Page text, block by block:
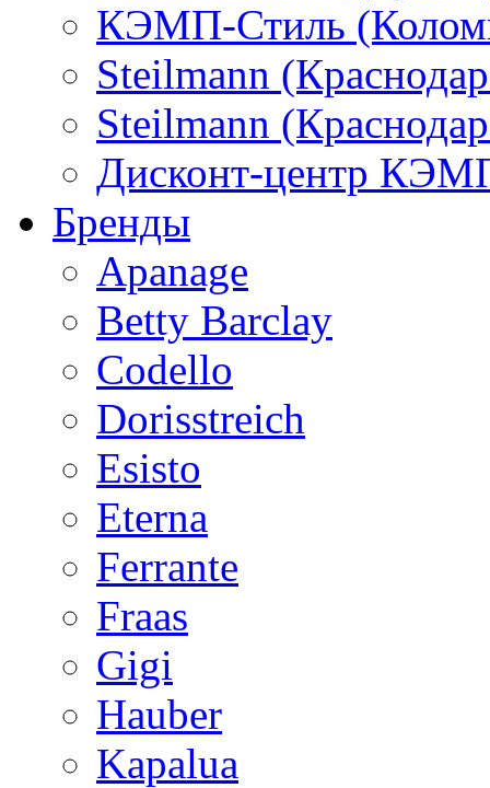
КЭМП-Стиль
Steilmann
Steilmann
Дисконт-центр
Бренды
Apanage
Betty Barclay
Codello
Dorisstreich
Esisto
Eterna
Ferrante
Fraas
Gigi
Hauber
Kapalua